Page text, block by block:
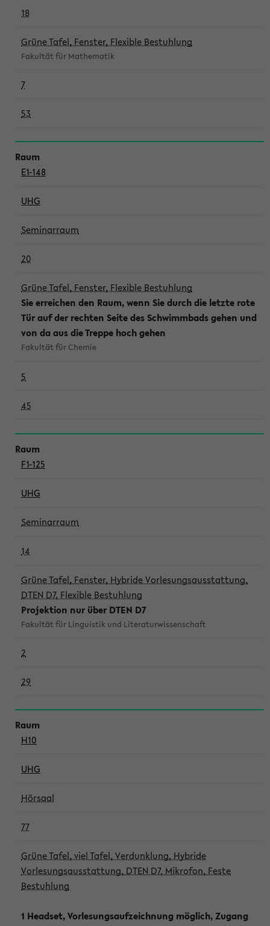
18
Grüne Tafel, Fenster, Flexible Bestuhlung
Fakultät für Mathematik
7
53
E1-148
UHG
Seminarraum
20
Grüne Tafel, Fenster, Flexible Bestuhlung
Sie erreichen den Raum, wenn Sie durch die letzte rote
Tür auf der rechten Seite des Schwimmbads gehen und
von da aus die Treppe hoch gehen
Fakultät für Chemie
5
45
F1-125
UHG
Seminarraum
14
Grüne Tafel, Fenster, Hybride Vorlesungsausstattung,
DTEN D7, Flexible Bestuhlung
Projektion nur über DTEN D7
Fakultät für Linguistik und Literaturwissenschaft
2
29
H10
UHG
Hörsaal
77
Grüne Tafel, viel Tafel, Verdunklung, Hybride
Vorlesungsausstattung, DTEN D7, Mikrofon, Feste
Bestuhlung
1 Headset, Vorlesungsaufzeichnung möglich, Zugang